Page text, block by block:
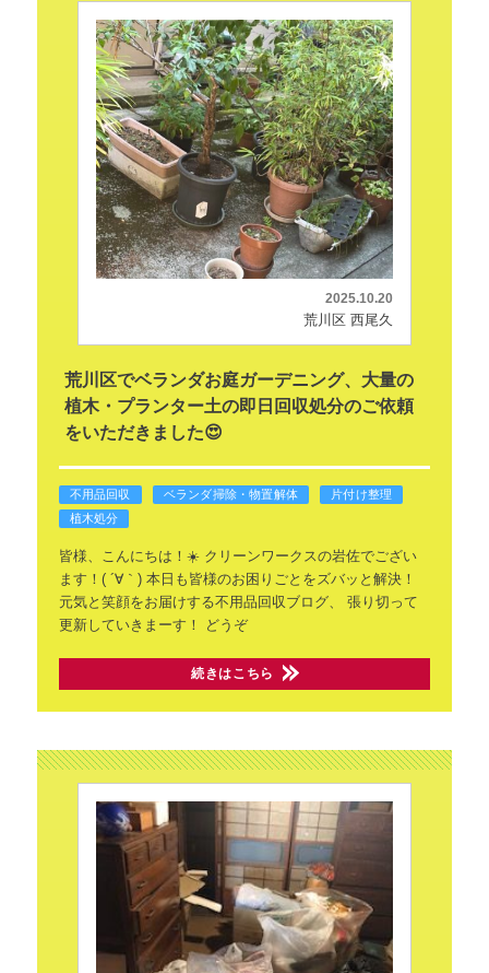
2025.10.20
荒川区 西尾久
荒川区でベランダお庭ガーデニング、大量の
植木・プランター土の即日回収処分のご依頼
をいただきました😍
不用品回収 ベランダ掃除・物置解体
片付け整理
植木処分
皆様、こんにちは！☀️クリーンワークスの岩佐でござい
ます！( ´∀｀) 本日も皆様のお困りごとをズバッと解決！
元気と笑顔をお届けする不用品回収ブログ、
張り切って
更新していきまーす！
どうぞ
続きはこちら